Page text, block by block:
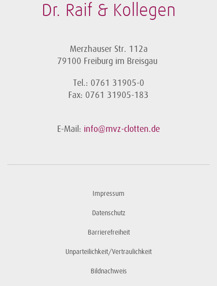
Dr. Raif & Kollegen
Merzhauser Str. 112a
79100 Freiburg im Breisgau
Tel.: 0761 31905-0
Fax: 0761 31905-183
E-Mail: info@mvz-clotten.de
Impressum
Datenschutz
Barrierefreiheit
Unparteilichkeit/Vertraulichkeit
Bildnachweis